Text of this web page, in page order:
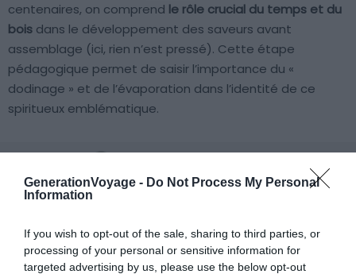
GenerationVoyage - Do Not Process My Personal
Information
If you wish to opt-out of the sale, sharing to third parties, or
processing of your personal or sensitive information for
targeted advertising by us, please use the below opt-out
centenaires, on comprend le rôle crucial du temps et du
bois dans le développement des saveurs avant
assemblage (ici, rien n’est pressé). Cette étape
pédagogique permet de saisir l’importance du «
dodinage » et de l’évaporation dans l’identité de ce
spiritueux emblématique.
Accéder au musée de la marque et
enrichir ses connaissances